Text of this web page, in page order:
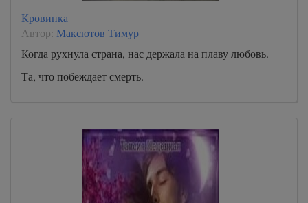
Кровинка
Автор: Максютов Тимур
Когда рухнула страна, нас держала на плаву любовь.
Та, что побеждает смерть.